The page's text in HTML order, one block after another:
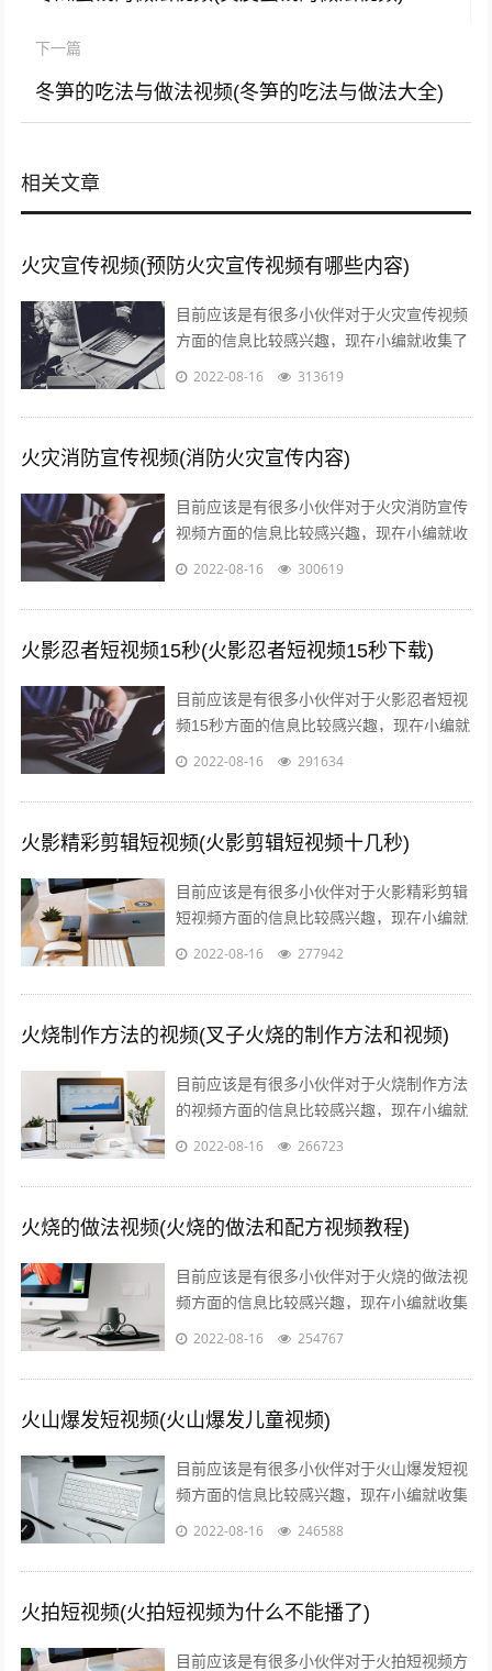
下一篇
冬笋的吃法与做法视频(冬笋的吃法与做法大全)
相关文章
火灾宣传视频(预防火灾宣传视频有哪些内容)
目前应该是有很多小伙伴对于火灾宣传视频
方面的信息比较感兴趣，现在小编就收集了
一些与预防火灾宣传视频有哪些内容相关的
2022-08-16 313619
火灾消防宣传视频(消防火灾宣传内容)
目前应该是有很多小伙伴对于火灾消防宣传
视频方面的信息比较感兴趣，现在小编就收
集了一些与消防火灾宣传内容相关的信息来
2022-08-16 300619
火影忍者短视频15秒(火影忍者短视频15秒下载)
目前应该是有很多小伙伴对于火影忍者短视
频15秒方面的信息比较感兴趣，现在小编就
收集了一些与火影忍者短视频15秒下载相关
2022-08-16 291634
火影精彩剪辑短视频(火影剪辑短视频十几秒)
目前应该是有很多小伙伴对于火影精彩剪辑
短视频方面的信息比较感兴趣，现在小编就
收集了一些与火影剪辑短视频十几秒相关的
2022-08-16 277942
火烧制作方法的视频(叉子火烧的制作方法和视频)
目前应该是有很多小伙伴对于火烧制作方法
的视频方面的信息比较感兴趣，现在小编就
收集了一些与叉子火烧的制作方法和视频相
2022-08-16 266723
火烧的做法视频(火烧的做法和配方视频教程)
目前应该是有很多小伙伴对于火烧的做法视
频方面的信息比较感兴趣，现在小编就收集
了一些与火烧的做法和配方视频教程相关的
2022-08-16 254767
火山爆发短视频(火山爆发儿童视频)
目前应该是有很多小伙伴对于火山爆发短视
频方面的信息比较感兴趣，现在小编就收集
了一些与火山爆发儿童视频相关的信息来分
2022-08-16 246588
火拍短视频(火拍短视频为什么不能播了)
目前应该是有很多小伙伴对于火拍短视频方